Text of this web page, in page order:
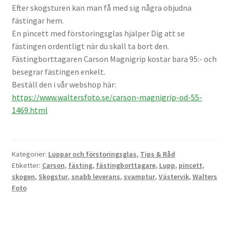
Objektiv Canon
Objektiv Nikon
Objektiv övriga
Objektivlock
Övriga objektivtillbehör & filter
Handkikare
Efter skogsturen kan man få med sig några objudna
fästingar hem.
En pincett med förstoringsglas hjälper Dig att se
fästingen ordentligt när du skall ta bort den.
Fästingborttagaren Carson Magnigrip kostar bara 95:- och
besegrar fästingen enkelt.
Beställ den i vår webshop här:
https://www.waltersfoto.se/carson-magnigrip-od-55-
1469.html
Kategorier: Luppar och förstoringsglas, Tips & Råd
Etiketter: Carson, fästing, fästingborttagare, Lupp, pincett,
skogen, Skogstur, snabb leverans, svamptur, Västervik, Walters
Foto